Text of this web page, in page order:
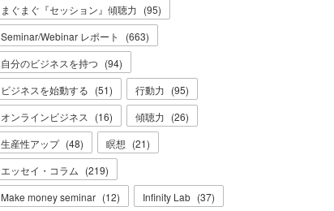
まぐまぐ『セッション』傾聴力 (95)
Seminar/Webinar レポート
(663)
自分のビジネスを持つ (94)
ビジネスを始動する (51) 行動力 (95)
オンラインビジネス
(16) 傾聴力 (26)
生産性アップ (48) 瞑想 (21)
エッセイ・コラム (219)
Make money seminar (12) Infinity Lab (37)